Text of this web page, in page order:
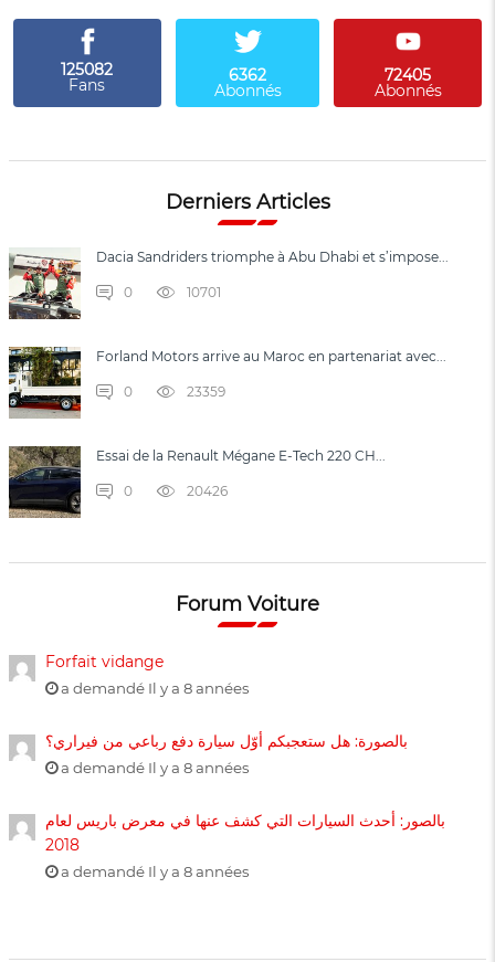
125082
Fans 6362
Abonnés
72405
Abonnés
Derniers Articles
Dacia Sandriders triomphe à Abu Dhabi et s’impose...
0 10701
Forland Motors arrive au Maroc en partenariat avec...
0 23359
Essai de la Renault Mégane E-Tech 220 CH...
0 20426
Forum Voiture
Forfait vidange
a demandé Il y a 8 années
بالصورة: هل ستعجبكم أوّل سيارة دفع رباعي من فيراري؟
a demandé Il y a 8 années
بالصور: أحدث السيارات التي كشف عنها في معرض باريس لعام
2018
a demandé Il y a 8 années